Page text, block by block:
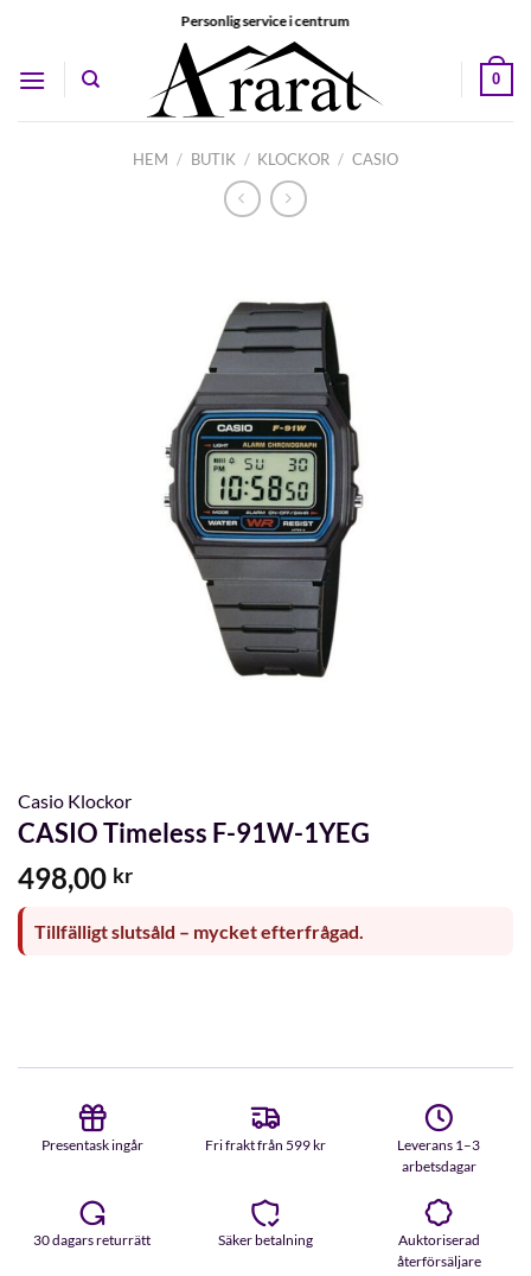
content
Personlig service i centrum
0
HEM / BUTIK / KLOCKOR / CASIO
Casio Klockor
CASIO Timeless F-91W-1YEG
498,00 kr
Tillfälligt slutsåld – mycket efterfrågad.
Presentask ingår Fri frakt från 599 kr
Leverans 1–3
arbetsdagar
30 dagars returrätt Säker betalning
Auktoriserad
återförsäljare